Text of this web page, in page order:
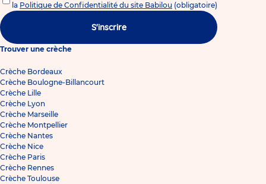
la Politique de Confidentialité du site Babilou (obligatoire)
S'inscrire
Trouver une crèche
Crèche Bordeaux
Crèche Boulogne-Billancourt
Crèche Lille
Crèche Lyon
Crèche Marseille
Crèche Montpellier
Crèche Nantes
Crèche Nice
Crèche Paris
Crèche Rennes
Crèche Toulouse